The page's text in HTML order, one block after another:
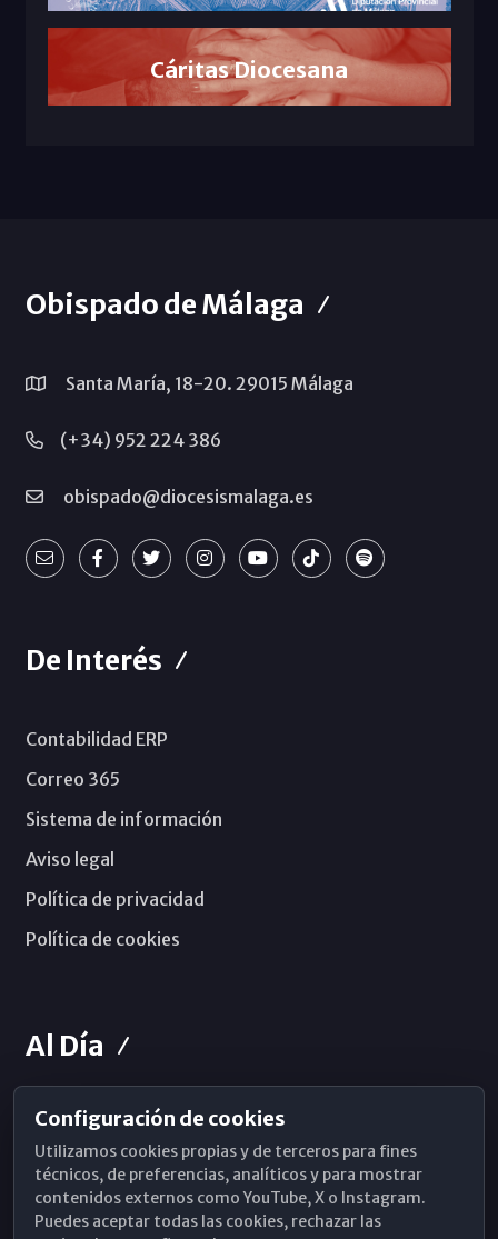
Cáritas Diocesana
Obispado de Málaga
Santa María, 18-20. 29015 Málaga
(+34) 952 224 386
obispado@diocesismalaga.es
De Interés
Contabilidad ERP
Correo 365
Sistema de información
Aviso legal
Política de privacidad
Política de cookies
Al Día
Horarios de Misa
Hemeroteca
WhatsApp
Configuración de cookies
Utilizamos cookies propias y de terceros para fines
técnicos, de preferencias, analíticos y para mostrar
contenidos externos como YouTube, X o Instagram.
Puedes aceptar todas las cookies, rechazar las